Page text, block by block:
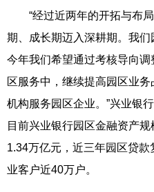
“经过近两年的开拓与布局
期、成长期迈入深耕期。我们
今年我们希望通过考核导向
区服务中，继续提高园区业
机构服务园区企业。”兴业银
目前兴业银行园区金融资产
1.34万亿元，近三年园区贷
业客户近40万户。